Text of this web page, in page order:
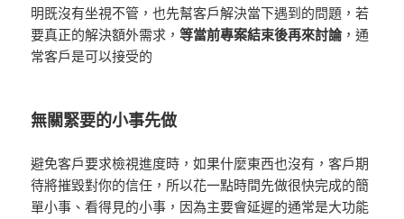
明既沒有坐視不管，也先幫客戶解決當下遇到的問題，若
要真正的解決額外需求，等當前專案結束後再來討論，通
常客戶是可以接受的
無關緊要的小事先做
避免客戶要求檢視進度時，如果什麼東西也沒有，客戶期
待將摧毀對你的信任，所以花一點時間先做很快完成的簡
單小事、看得見的小事，因為主要會延遲的通常是大功能